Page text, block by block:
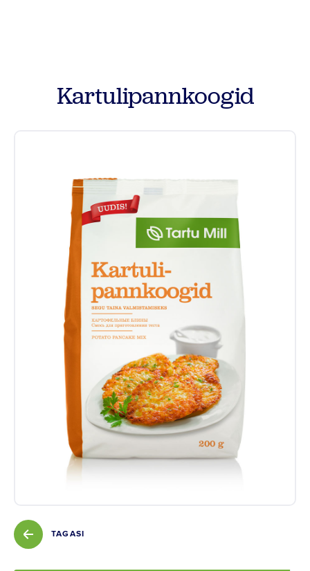
Vilja kokkuost
Kontakt
Põllumehe Portaal
Facebook
Instagram
Youtube
Linkedin
Kartulipannkoogid
TAGASI